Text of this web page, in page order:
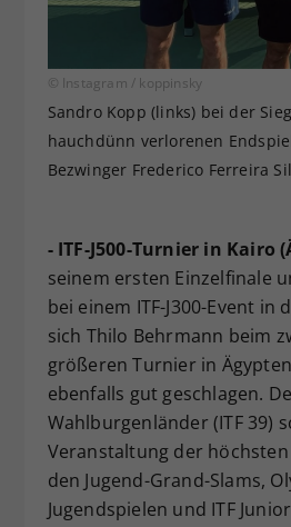
© Instagram / koppinsky
Sandro Kopp (links) bei der
hauchdünn verlorenen
Bezwinger Frederico Ferreira
- ITF-J500-Turnier in Kairo
seinem ersten Einzelfinale
bei einem ITF-J300-Event in
sich Thilo Behrmann beim
größeren Turnier in
ebenfalls gut geschlagen.
Wahlburgenländer (ITF 39)
Veranstaltung der
den Jugend-Grand-Slams,
Jugendspielen und ITF